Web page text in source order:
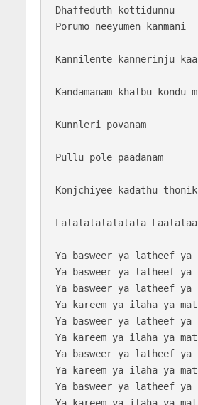
Dhaffeduth kottidunnu
Porumo neeyumen kanmani
Kannilente kannerinju
Kandamanam khalbu kondu
Kunnleri povanam
Pullu pole paadanam
Konjchiyee kadathu
Lalalalalalalala Laalalaa
Ya basweer ya latheef ya
Ya basweer ya latheef ya
Ya basweer ya latheef ya
Ya kareem ya ilaha ya
Ya basweer ya latheef ya
Ya kareem ya ilaha ya
Ya basweer ya latheef ya
Ya kareem ya ilaha ya
Ya basweer ya latheef ya